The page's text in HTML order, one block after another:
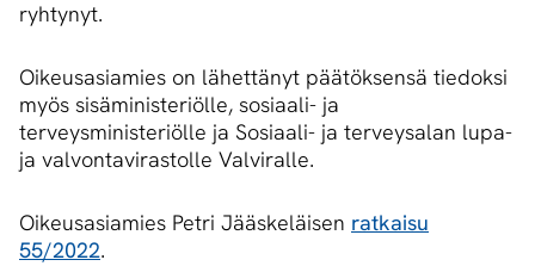
ryhtynyt.
Oikeusasiamies on lähettänyt päätöksensä tiedoksi
myös sisäministeriölle, sosiaali- ja
terveysministeriölle ja Sosiaali- ja terveysalan lupa-
ja valvontavirastolle Valviralle.
Oikeusasiamies Petri Jääskeläisen ratkaisu
55/2022.